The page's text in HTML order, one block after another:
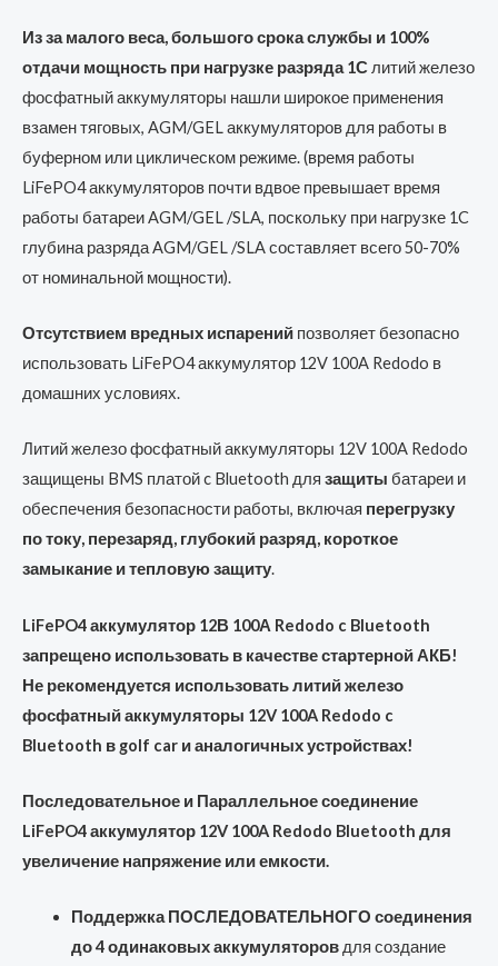
Из за малого веса, большого срока службы и 100%
отдачи мощность при нагрузке разряда 1С литий железо
фосфатный аккумуляторы нашли широкое применения
взамен тяговых, AGM/GEL аккумуляторов для работы в
буферном или циклическом режиме. (время работы
LiFePO4 аккумуляторов почти вдвое превышает время
работы батареи AGM/GEL /SLA, поскольку при нагрузке 1C
глубина разряда AGM/GEL /SLA составляет всего 50-70%
от номинальной мощности).
Отсутствием вредных испарений позволяет безопасно
использовать LiFePO4 аккумулятор 12V 100A Redodo в
домашних условиях.
Литий железо фосфатный аккумуляторы 12V 100A Redodo
защищены BMS платой c Bluetooth для защиты батареи и
обеспечения безопасности работы, включая перегрузку
по току, перезаряд, глубокий разряд, короткое
замыкание и тепловую защиту.
LiFePO4 аккумулятор 12В 100А Redodo c Bluetooth
запрещено использовать в качестве стартерной АКБ!
Не рекомендуется использовать литий железо
фосфатный аккумуляторы 12V 100A Redodo c
Bluetooth в golf car и аналогичных устройствах!
Последовательное и Параллельное соединение
LiFePO4 аккумулятор 12V 100A Redodo Bluetooth для
увеличение напряжение или емкости.
Поддержка ПОСЛЕДОВАТЕЛЬНОГО соединения
до 4 одинаковых аккумуляторовдля создание